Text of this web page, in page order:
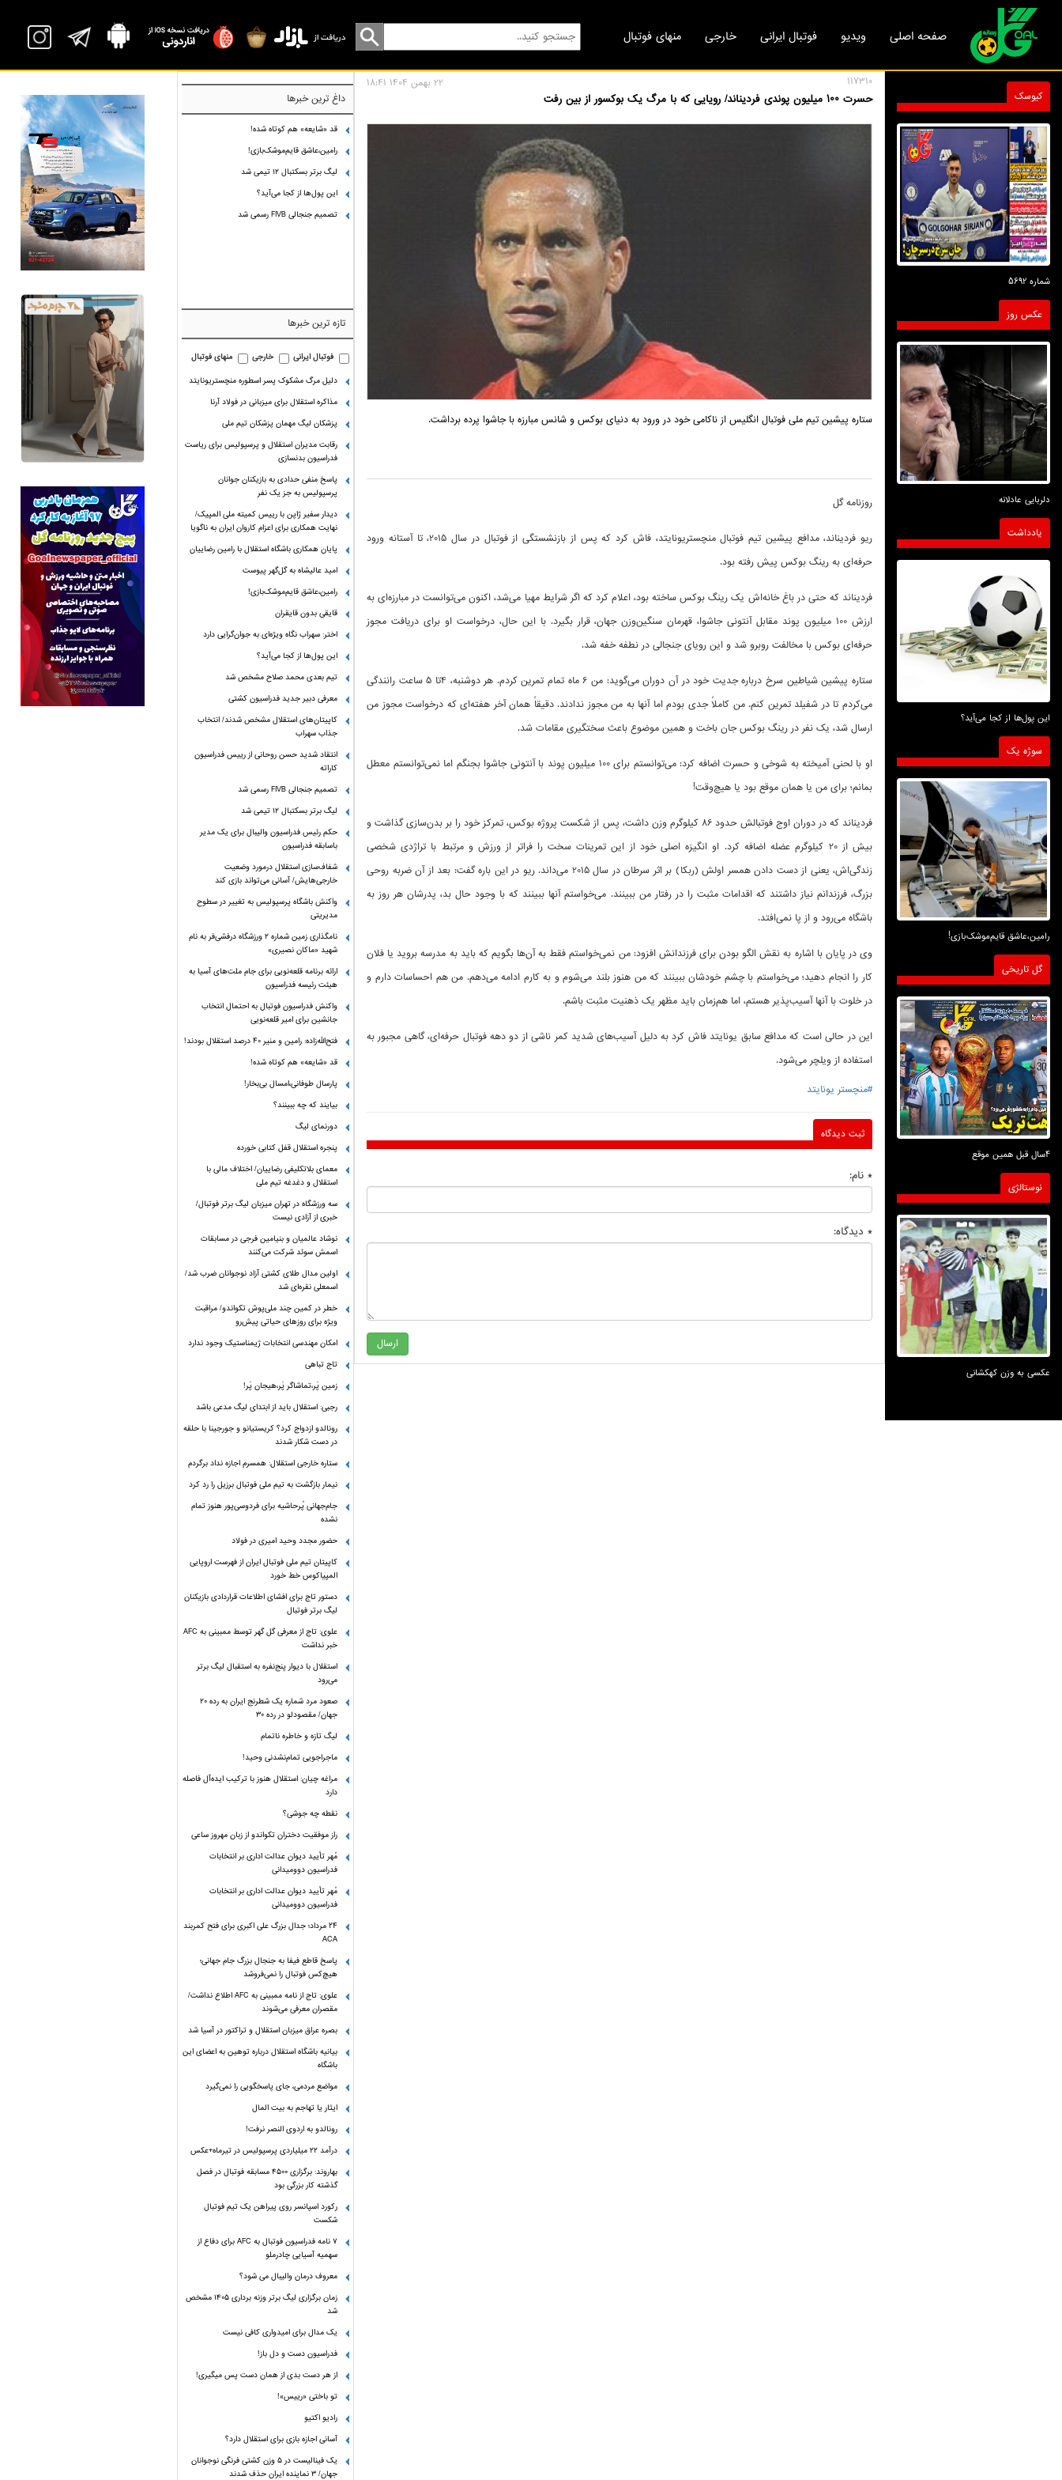
صفحه اصلی ویدیو فوتبال ایرانی خارجی منهای فوتبال
117310
حسرت 100 میلیون پوندی فردیناند/ رویایی که با مرگ یک بوکسور از بین رفت
22 بهمن 1404 18:41
ستاره پیشین تیم ملی فوتبال انگلیس از ناکامی خود در ورود به دنیای بوکس و شانس مبارزه با جاشوا پرده برداشت.
روزنامه گل
ریو فردیناند، مدافع پیشین تیم فوتبال منچستریونایتد، فاش کرد که پس از بازنشستگی از فوتبال در سال 2015، تا آستانه ورود
حرفه‌ای به رینگ بوکس پیش رفته بود.
فردیناند که حتی در باغ خانه‌اش یک رینگ بوکس ساخته بود، اعلام کرد که اگر شرایط مهیا می‌شد، اکنون می‌توانست در مبارزه‌ای به
ارزش 100 میلیون پوند مقابل آنتونی جاشوا، قهرمان سنگین‌وزن جهان، قرار بگیرد. با این حال، درخواست او برای دریافت مجوز
حرفه‌ای بوکس با مخالفت روبرو شد و این رویای جنجالی در نطفه خفه شد.
ستاره پیشین شیاطین سرخ درباره جدیت خود در آن دوران می‌گوید: من 6 ماه تمام تمرین کردم. هر دوشنبه، 4تا 5 ساعت رانندگی
می‌کردم تا در شفیلد تمرین کنم. من کاملاً جدی بودم اما آنها به من مجوز ندادند. دقیقاً همان آخر هفته‌ای که درخواست مجوز من
ارسال شد، یک نفر در رینگ بوکس جان باخت و همین موضوع باعث سختگیری مقامات شد.
او با لحنی آمیخته به شوخی و حسرت اضافه کرد: می‌توانستم برای 100 میلیون پوند با آنتونی جاشوا بجنگم اما نمی‌توانستم معطل
بمانم؛ برای من یا همان موقع بود یا هیچ‌وقت!
فردیناند که در دوران اوج فوتبالش حدود 86 کیلوگرم وزن داشت، پس از شکست پروژه بوکس، تمرکز خود را بر بدن‌سازی گذاشت و
بیش از 20 کیلوگرم عضله اضافه کرد. او انگیزه اصلی خود از این تمرینات سخت را فراتر از ورزش و مرتبط با تراژدی شخصی
زندگی‌اش، یعنی از دست دادن همسر اولش (ربکا) بر اثر سرطان در سال 2015 می‌داند. ریو در این باره گفت: بعد از آن ضربه روحی
بزرگ، فرزندانم نیاز داشتند که اقدامات مثبت را در رفتار من ببینند. می‌خواستم آنها ببینند که با وجود حال بد، پدرشان هر روز به
باشگاه می‌رود و از پا نمی‌افتد.
وی در پایان با اشاره به نقش الگو بودن برای فرزندانش افزود: من نمی‌خواستم فقط به آن‌ها بگویم که باید به مدرسه بروید یا فلان
کار را انجام دهید؛ می‌خواستم با چشم خودشان ببینند که من هنوز بلند می‌شوم و به کارم ادامه می‌دهم. من هم احساسات دارم و
در خلوت با آنها آسیب‌پذیر هستم، اما هم‌زمان باید مظهر یک ذهنیت مثبت باشم.
این در حالی است که مدافع سابق یونایتد فاش کرد به دلیل آسیب‌های شدید کمر ناشی از دو دهه فوتبال حرفه‌ای، گاهی مجبور به
استفاده از ویلچر می‌شود.
#منچستر یونایتد
ثبت دیدگاه
* نام:
* دیدگاه:
کیوسک
شماره 5692
عکس روز
دلربایی عادلانه
یادداشت
این پول‌ها از کجا می‌آید؟
سوژه یک
رامین،عاشق قایم‌موشک‌بازی!
گل تاریخی
4سال قبل همین موقع
نوستالژی
عکسی به وزن کهکشانی
داغ ترین خبرها
قد «شایعه» هم کوتاه شده!
رامین،عاشق قایم‌موشک‌بازی!
لیگ برتر بسکتبال ۱۲ تیمی شد
این پول‌ها از کجا می‌آید؟
تصمیم جنجالی FIVB رسمی شد
تازه ترین خبرها
فوتبال ایرانی خارجی
منهای فوتبال
دلیل مرگ مشکوک پسر اسطوره منچستریونایتد
مذاکره استقلال برای میزبانی در فولاد آرنا
پزشکان لیگ مهمان پزشکان تیم ملی
رقابت مدیران استقلال و پرسپولیس برای ریاست
فدراسیون بدنسازی
پاسخ منفی حدادی به بازیکنان جوانان
پرسپولیس به جز یک نفر
دیدار سفیر ژاپن با رییس کمیته ملی المپیک/
نهایت همکاری برای اعزام کاروان ایران به ناگویا
پایان همکاری باشگاه استقلال با رامین رضاییان
امید عالیشاه به گل‌گهر پیوست
رامین،عاشق قایم‌موشک‌بازی!
قایقی بدون قایقران
اختر: سهراب نگاه ویژه‌ای به جوان‌گرایی دارد
این پول‌ها از کجا می‌آید؟
تیم بعدی محمد صلاح مشخص شد
معرفی دبیر جدید فدراسیون کشتی
کاپیتان‌های استقلال مشخص شدند/ انتخاب
جذاب سهراب
انتقاد شدید حسن روحانی از رییس فدراسیون
کاراته
تصمیم جنجالی FIVB رسمی شد
لیگ برتر بسکتبال ۱۲ تیمی شد
حکم رئیس فدراسیون والیبال برای یک مدیر
باسابقه فدراسیون
شفاف‌سازی استقلال درمورد وضعیت
خارجی‌هایش/ آسانی می‌تواند بازی کند
واکنش باشگاه پرسپولیس به تغییر در سطوح
مدیریتی
نامگذاری زمین شماره ۲ ورزشگاه درفشی‌فر به نام
شهید «ماکان نصیری»
ارائه برنامه‌ قلعه‌نویی برای جام ملت‌های آسیا به
هیئت رئیسه فدراسیون
واکنش فدراسیون فوتبال به احتمال انتخاب
جانشین برای امیر قلعه‌نویی
فتح‌الله‌زاده: رامین و منیر 40 درصد استقلال بودند!
قد «شایعه» هم کوتاه شده!
پارسال طوفانی،امسال بی‌بخار!
بیایند که چه ببینند؟
دورنمای لیگ
پنجره‌ استقلال قفل کتابی خورده
معمای بلاتکلیفی رضاییان/ اختلاف مالی با
استقلال و دغدغه تیم ملی
سه ورزشگاه در تهران میزبان لیگ برتر فوتبال/
خبری از آزادی نیست
نوشاد عالمیان و بنیامین فرجی در مسابقات
اسمش سوئد شرکت می‌کنند
اولین مدال طلای کشتی آزاد نوجوانان ضرب شد/
اسمعلی نقره‌ای شد
خطر در کمین چند ملی‌پوش تکواندو/ مراقبت
ویژه برای روزهای حیاتی پیش‌رو
امکان مهندسی انتخابات ژیمناستیک وجود ندارد
تاج تباهی
زمین پَر،تماشاگر پَر،هیجان پَر!
رجبی: استقلال باید از ابتدای لیگ مدعی باشد
رونالدو ازدواج کرد؟ کریستیانو و جورجینا با حلقه
در دست شکار شدند
ستاره خارجی استقلال: همسرم اجازه نداد برگردم
نیمار بازگشت به تیم ملی فوتبال برزیل را رد کرد
جام‌جهانی پُرحاشیه برای فردوسی‌پور هنوز تمام
نشده
حضور مجدد وحید امیری در فولاد
کاپیتان تیم ملی فوتبال ایران از فهرست اروپایی
المپیاکوس خط خورد
دستور تاج برای افشای اطلاعات قراردادی بازیکنان
لیگ برتر فوتبال
علوی: تاج از معرفی گل گهر توسط ممبینی به AFC
خبر نداشت
استقلال با دیوار پنج‌نفره به استقبال لیگ برتر
می‌رود
صعود مرد شماره یک شطرنج ایران به رده ۲۰
جهان/ مقصودلو در رده ۳۰
لیگ تازه و خاطره ناتمام
ماجراجویی تمام‌نشدنی وحید!
مراغه چیان: استقلال هنوز با ترکیب ایده‌آل فاصله
دارد
نقطه چه جوشی؟
راز موفقیت دختران تکواندو از زبان مهروز ساعی
مُهر تأیید دیوان عدالت اداری بر انتخابات
فدراسیون دوومیدانی
مُهر تأیید دیوان عدالت اداری بر انتخابات
فدراسیون دوومیدانی
24 مرداد؛ جدال بزرگ علی‌ اکبری برای فتح کمربند
ACA
پاسخ قاطع فیفا به جنجال بزرگ جام جهانی؛
هیچ‌کس فوتبال را نمی‌فروشد
علوی: تاج از نامه ممبینی به AFC اطلاع نداشت/
مقصران معرفی می‌شوند
بصره عراق میزبان استقلال و تراکتور در آسیا شد
بیانیه باشگاه استقلال درباره توهین به اعضای این
باشگاه
مواضع مردمی، جای پاسخگویی را نمی‌گیرد
ایثار یا تهاجم به بیت المال
رونالدو به اردوی النصر نرفت!
درآمد ۲۲ میلیاردی پرسپولیس در تیرماه+عکس
بهاروند: برگزاری ۴۵۰۰ مسابقه فوتبال در فصل
گذشته کار بزرگی بود
رکورد اسپانسر روی پیراهن یک تیم فوتبال
شکست
۷ نامه فدراسیون فوتبال به AFC برای دفاع از
سهمیه آسیایی چادرملو
معروف درمان والیبال می شود؟
زمان برگزاری لیگ برتر وزنه برداری ۱۴۰۵ مشخص
شد
یک مدال برای امیدواری کافی نیست
فدراسیون دست‌ و دل باز!
از هر دست بدی از همان دست پس میگیری!
تو باختی «رییس»!
رادیو اکتیو
آسانی اجازه بازی برای استقلال دارد؟
یک فینالیست در ۵ وزن کشتی فرنگی نوجوانان
جهان/ ۳ نماینده ایران حذف شدند